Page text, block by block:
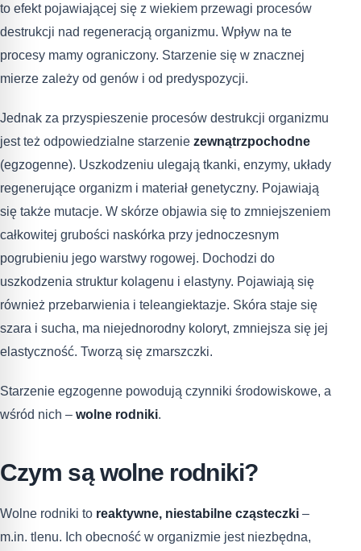
to efekt pojawiającej się z wiekiem przewagi procesów
destrukcji nad regeneracją organizmu. Wpływ na te
procesy mamy ograniczony. Starzenie się w znacznej
mierze zależy od genów i od predyspozycji.
Jednak za przyspieszenie procesów destrukcji organizmu
jest też odpowiedzialne starzenie zewnątrzpochodne
(egzogenne). Uszkodzeniu ulegają tkanki, enzymy, układy
regenerujące organizm i materiał genetyczny. Pojawiają
się także mutacje. W skórze objawia się to zmniejszeniem
całkowitej grubości naskórka przy jednoczesnym
pogrubieniu jego warstwy rogowej. Dochodzi do
uszkodzenia struktur kolagenu i elastyny. Pojawiają się
również przebarwienia i teleangiektazje. Skóra staje się
szara i sucha, ma niejednorodny koloryt, zmniejsza się jej
elastyczność. Tworzą się zmarszczki.
Starzenie egzogenne powodują czynniki środowiskowe, a
wśród nich – wolne rodniki.
Czym są wolne rodniki?
Wolne rodniki to reaktywne, niestabilne cząsteczki –
m.in. tlenu. Ich obecność w organizmie jest niezbędna,